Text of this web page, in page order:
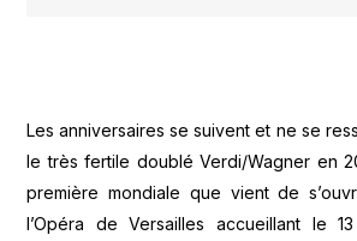
Les anniversaires se suivent et ne se
le très fertile doublé Verdi/Wagner en
première mondiale que vient de
l’Opéra de Versailles accueillant le